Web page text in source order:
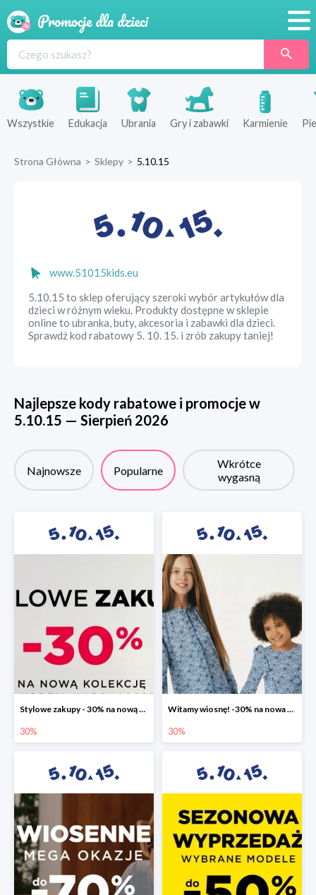
Produkty
Sklepy
Wszystkie Edukacja Ubrania Gry i zabawki Karmienie
Strona Główna > Sklepy > 5.10.15
www.51015kids.eu
5.10.15 to sklep oferujący szeroki wybór artykułów dla
dzieci w różnym wieku. Produkty dostępne w sklepie
online to ubranka, buty, akcesoria i zabawki dla dzieci.
Sprawdź kod rabatowy 5. 10. 15. i zrób zakupy taniej!
Najlepsze kody rabatowe i promocje w
5.10.15 — Sierpień 2026
Najnowsze Popularne
Wkrótce
wygasną
Stylowe zakupy - 30% na nową kolekcję
30%
Witamy wiosnę! -30% na nowa kolekcję
30%